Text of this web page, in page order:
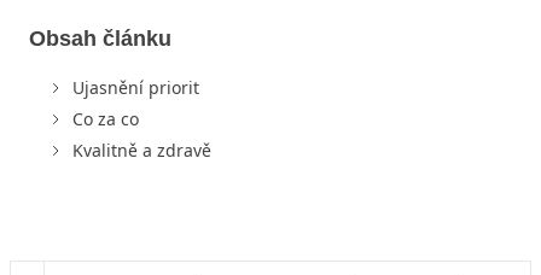
Obsah článku
Ujasnění priorit
Co za co
Kvalitně a zdravě